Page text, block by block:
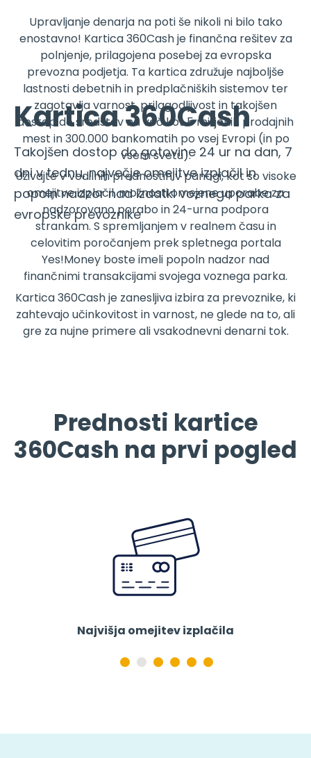
Kartica 360Cash
Takojšen dostop do gotovine 24 ur na dan, 7
dni v tednu, največje omejitve izplačil in
popoln nadzor nad izdatki voznega parka za
evropske prevoznike
Upravljanje denarja na poti še nikoli ni bilo tako
enostavno! Kartica 360Cash je finančna rešitev za
polnjenje, prilagojena posebej za evropska
prevozna podjetja. Ta kartica združuje najboljše
lastnosti debetnih in predplačniških sistemov ter
zagotavlja varnost, prilagodljivost in takojšen
dostop do sredstev na več kot 5 milijonih prodajnih
mest in 300.000 bankomatih po vsej Evropi (in po
vsem svetu).
Uživajte v vodilnih prednostih v panogi, kot so visoke
omejitve izplačil, možnosti omejene uporabe za
nadzorovano porabo in 24-urna podpora
strankam. S spremljanjem v realnem času in
celovitim poročanjem prek spletnega portala
Yes!Money boste imeli popoln nadzor nad
finančnimi transakcijami svojega voznega parka.
Kartica 360Cash je zanesljiva izbira za prevoznike, ki
zahtevajo učinkovitost in varnost, ne glede na to, ali
gre za nujne primere ali vsakodnevni denarni tok.
Prednosti kartice
360Cash na prvi pogled
Najvišja omejitev izplačila